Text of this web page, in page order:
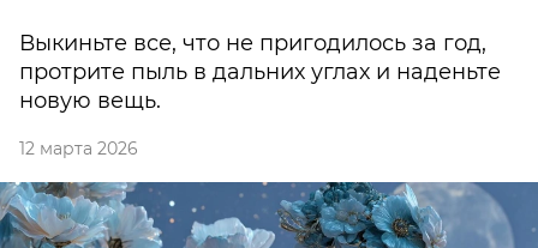
Выкиньте все, что не пригодилось за год,
протрите пыль в дальних углах и наденьте
новую вещь.
12 марта 2026